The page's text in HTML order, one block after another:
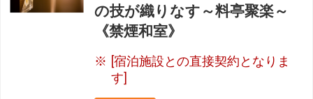
の技が織りなす～料亭聚楽～
《禁煙和室》
[宿泊施設との直接契約となりま
す]